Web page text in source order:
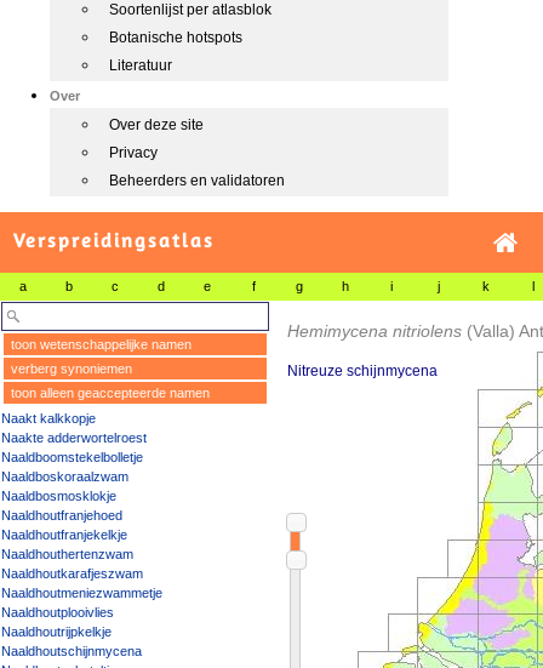
Soortenlijst per atlasblok
Botanische hotspots
Literatuur
Over
Over deze site
Privacy
Beheerders en validatoren
Verspreidingsatlas
a b c d e f g h i j k l
toon wetenschappelijke namen
verberg synoniemen
toon alleen geaccepteerde namen
Naakt kalkkopje
Naakte adderwortelroest
Naaldboomstekelbolletje
Naaldboskoraalzwam
Naaldbosmosklokje
Naaldhoutfranjehoed
Naaldhoutfranjekelkje
Naaldhouthertenzwam
Naaldhoutkarafjeszwam
Naaldhoutmeniezwammetje
Naaldhoutplooivlies
Naaldhoutrijpkelkje
Naaldhoutschijnmycena
Hemimycena nitriolens (Valla)
Nitreuze schijnmycena